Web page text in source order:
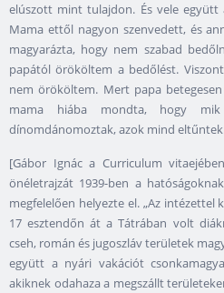
elúszott mint tulajdon. És vele
Mama ettől nagyon szenvedett, és
magyarázta, hogy nem szabad
papától örököltem a bedőlést.
nem örököltem. Mert papa
mama hiába mondta, hogy
dínomdánomoztak, azok mind
[Gábor Ignác a Curriculum
önéletrajzát 1939-ben a
megfelelően helyezte el. „Az
17 esztendőn át a Tátrában volt
cseh, román és jugoszláv területek
együtt a nyári vakációt
akiknek odahaza a megszállt